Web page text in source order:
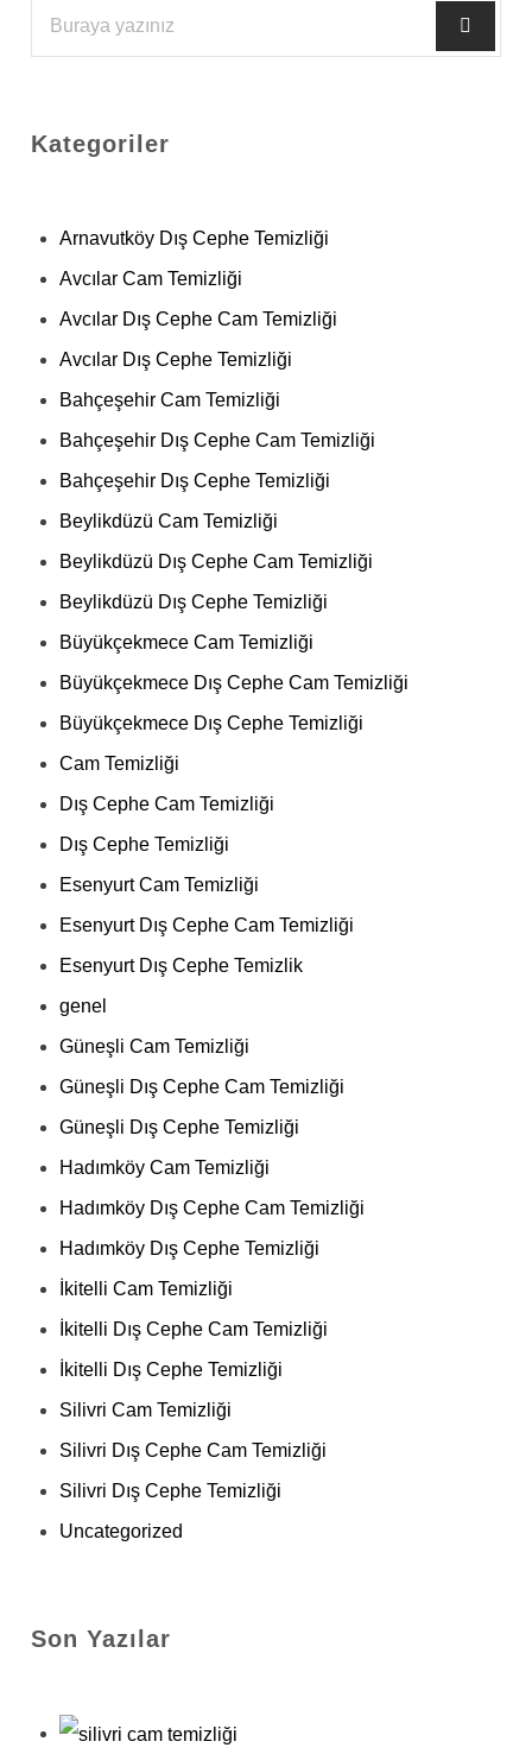
Kategoriler
Arnavutköy Dış Cephe Temizliği
Avcılar Cam Temizliği
Avcılar Dış Cephe Cam Temizliği
Avcılar Dış Cephe Temizliği
Bahçeşehir Cam Temizliği
Bahçeşehir Dış Cephe Cam Temizliği
Bahçeşehir Dış Cephe Temizliği
Beylikdüzü Cam Temizliği
Beylikdüzü Dış Cephe Cam Temizliği
Beylikdüzü Dış Cephe Temizliği
Büyükçekmece Cam Temizliği
Büyükçekmece Dış Cephe Cam Temizliği
Büyükçekmece Dış Cephe Temizliği
Cam Temizliği
Dış Cephe Cam Temizliği
Dış Cephe Temizliği
Esenyurt Cam Temizliği
Esenyurt Dış Cephe Cam Temizliği
Esenyurt Dış Cephe Temizlik
genel
Güneşli Cam Temizliği
Güneşli Dış Cephe Cam Temizliği
Güneşli Dış Cephe Temizliği
Hadımköy Cam Temizliği
Hadımköy Dış Cephe Cam Temizliği
Hadımköy Dış Cephe Temizliği
İkitelli Cam Temizliği
İkitelli Dış Cephe Cam Temizliği
İkitelli Dış Cephe Temizliği
Silivri Cam Temizliği
Silivri Dış Cephe Cam Temizliği
Silivri Dış Cephe Temizliği
Uncategorized
Son Yazılar